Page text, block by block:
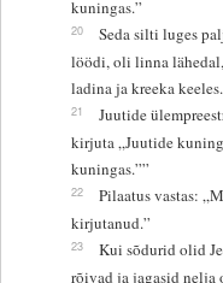
kuningas.”
20
Seda silti luges
löödi, oli linna
ladina ja kreeka keeles.
21
Juutide
kirjuta „Juutide
kuningas.””
22
Pilaatus vastas:
kirjutanud.”
23
Kui sõdurid olid
rõivad ja jagasid nelja